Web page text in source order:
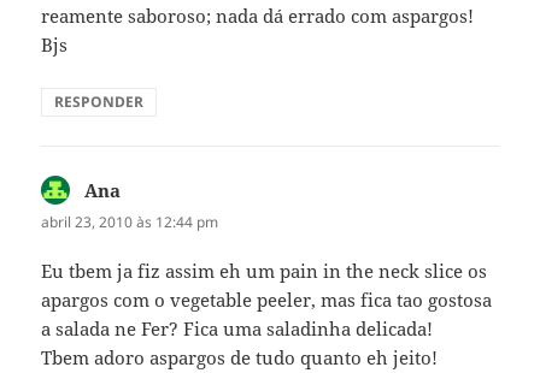
reamente saboroso; nada dá errado com aspargos!
Bjs
RESPONDER
Ana
abril 23, 2010 às 12:44 pm
Eu tbem ja fiz assim eh um pain in the neck slice os
apargos com o vegetable peeler, mas fica tao gostosa
a salada ne Fer? Fica uma saladinha delicada!
Tbem adoro aspargos de tudo quanto eh jeito!